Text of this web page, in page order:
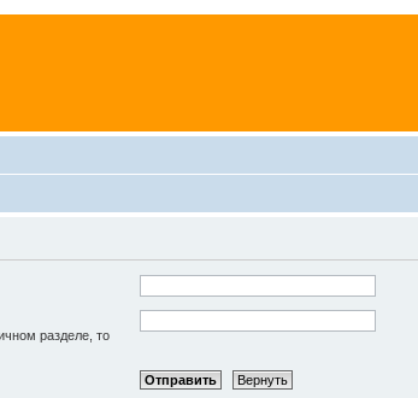
разделе, то